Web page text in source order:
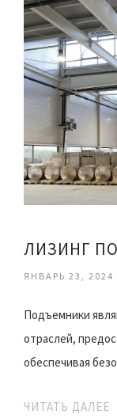
ЯНВАРЬ 23, 2024
Подъемники
отраслей,
обеспечивая
ЧИТАТЬ ДАЛЕЕ